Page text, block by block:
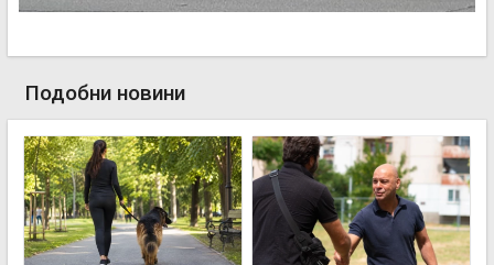
Подобни новини